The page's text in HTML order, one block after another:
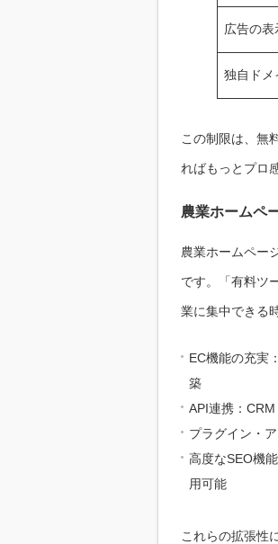
広告の表
独自ドメ
この制限は、無
ればもっとプロ
農業ホームペ
農業ホームペー
です。「有料ツ
業に集中できる
EC機能の充実
築
API連携：
プラグイン・
高度なSEO機
用可能
これらの拡張性